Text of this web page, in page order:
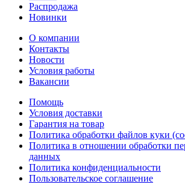
Распродажа
Новинки
О компании
Контакты
Новости
Условия работы
Вакансии
Помощь
Условия доставки
Гарантия на товар
Политика обработки файлов куки
Политика в отношении обработки
данных
Политика конфиденциальности
Пользовательское соглашение